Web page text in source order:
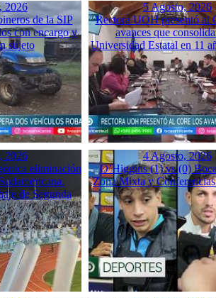
2026
de la SIP
con encargo y
sujeto
5 Agosto, 2026
Rectora UOH presentó al
avances que
Universidad Estatal en 11
2026
eliminación
de Segunda
4 Agosto, 2026
O’Higgins (1) vs (0)
Zona Mixta y Conferencias